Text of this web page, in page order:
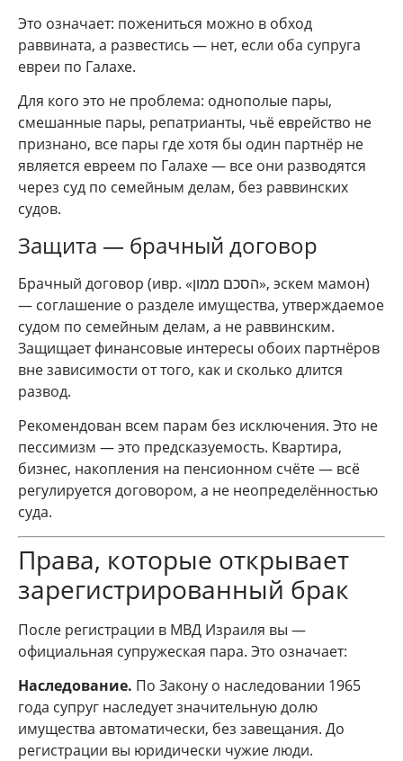
Это означает: пожениться можно в обход
раввината, а развестись — нет, если оба супруга
евреи по Галахе.
Для кого это не проблема: однополые пары,
смешанные пары, репатрианты, чьё еврейство не
признано, все пары где хотя бы один партнёр не
является евреем по Галахе — все они разводятся
через суд по семейным делам, без раввинских
судов.
Защита — брачный договор
Брачный договор (ивр. «הסכם ממון», эскем мамон)
— соглашение о разделе имущества, утверждаемое
судом по семейным делам, а не раввинским.
Защищает финансовые интересы обоих партнёров
вне зависимости от того, как и сколько длится
развод.
Рекомендован всем парам без исключения. Это не
пессимизм — это предсказуемость. Квартира,
бизнес, накопления на пенсионном счёте — всё
регулируется договором, а не неопределённостью
суда.
Права, которые открывает
зарегистрированный брак
После регистрации в МВД Израиля вы —
официальная супружеская пара. Это означает:
Наследование. По Закону о наследовании 1965
года супруг наследует значительную долю
имущества автоматически, без завещания. До
регистрации вы юридически чужие люди.